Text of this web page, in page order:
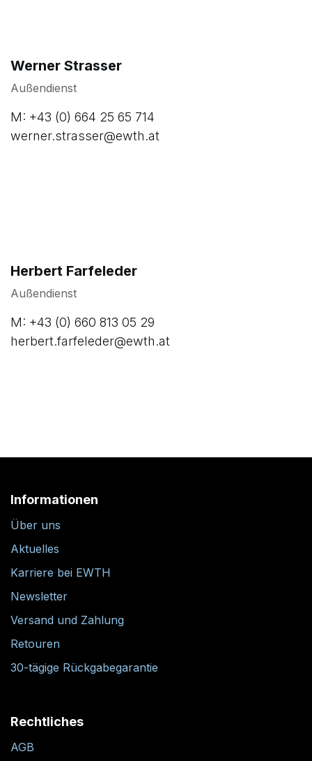
Werner Strasser
Außendienst
M: +43 (0) 664 25 65 714
werner.strasser@ewth.at
Herbert Farfeleder
Außendienst
M: +43 (0) 660 813 05 29
herbert.farfeleder@ewth.at
Informationen
Über uns
Aktuelles
Karriere bei EWTH
Newsletter
Versand und Zahlung
Retouren
30-tägige Rückgabegarantie
Rechtliches
AGB